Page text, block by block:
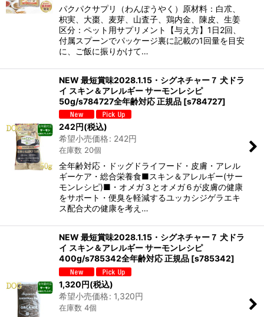
パクパクサプリ（わんぽうやく）原材料：白朮、
枳実、大棗、麦芽、山査子、鶏内金、陳皮、生姜
区分：ペット用サプリメント【与え方】1日2回、
付属スプーンでパッケージ裏に記載の1回量を目安
に、ご飯に振りかけて…
NEW 最短賞味2028.1.15・シグネチャー７ 犬ドラ
イ スキン＆アレルギー サーモンレシピ
50g/s784727全年齢対応 正規品 [s784727]
242円(税込)
希望小売価格: 242円
在庫数 20個
全年齢対応・ドッグドライフード・皮膚・アレル
ギーケア・総合栄養食■スキン＆アレルギー(サー
モンレシピ)■・オメガ３とオメガ６が皮膚の健康
をサポート・便臭を軽減するユッカシジゲラエキ
ス配合犬の健康を考え…
NEW 最短賞味2028.1.15・シグネチャー７ 犬ドラ
イ スキン＆アレルギー サーモンレシピ
400g/s785342全年齢対応 正規品 [s785342]
1,320円(税込)
希望小売価格: 1,320円
在庫数 4個